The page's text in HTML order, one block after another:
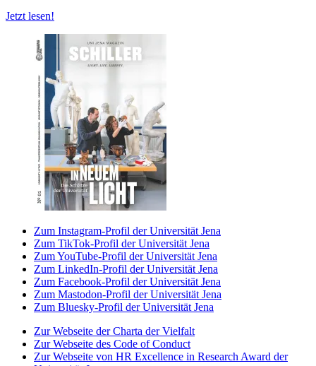
Jetzt lesen!
Zum Instagram-Profil der Universität Jena
Zum TikTok-Profil der Universität Jena
Zum YouTube-Profil der Universität Jena
Zum LinkedIn-Profil der Universität Jena
Zum Facebook-Profil der Universität Jena
Zum Mastodon-Profil der Universität Jena
Zum Bluesky-Profil der Universität Jena
Zur Webseite der Charta der Vielfalt
Zur Webseite des Code of Conduct
Zur Webseite von HR Excellence in Research Award der